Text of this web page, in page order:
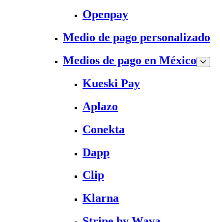
Openpay
Medio de pago personalizado
Medios de pago en México
Kueski Pay
Aplazo
Conekta
Dapp
Clip
Klarna